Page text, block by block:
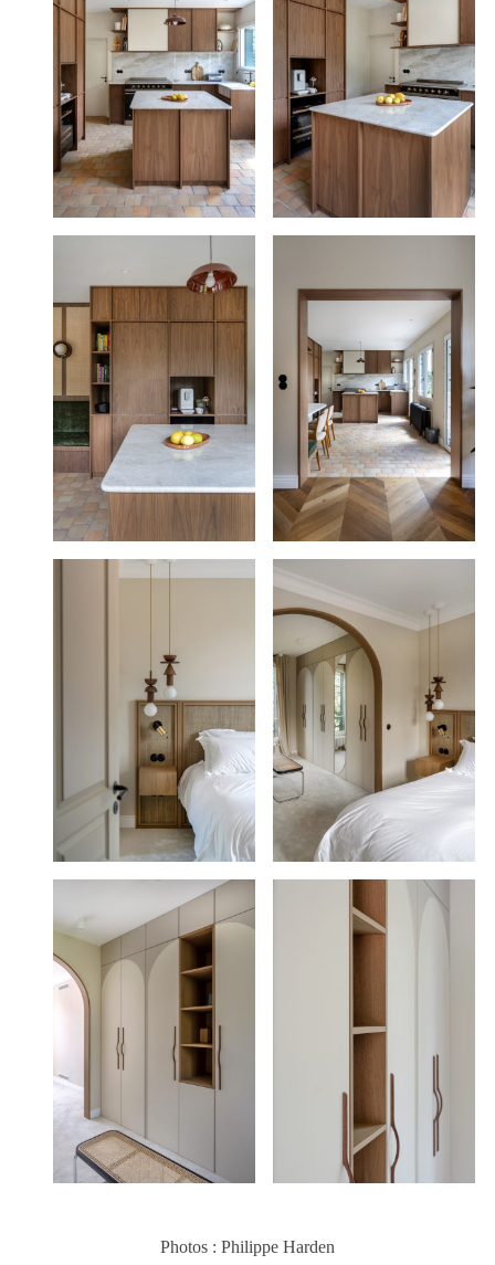
Photos : Philippe Harden